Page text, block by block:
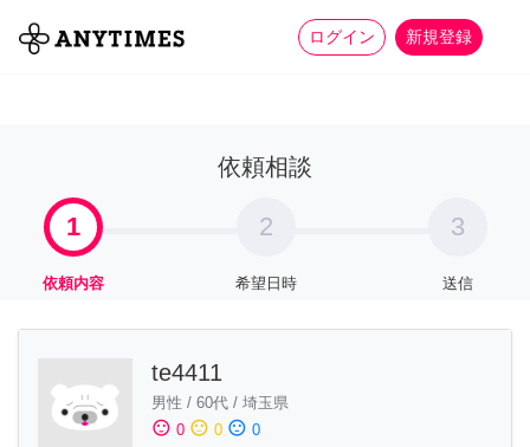
ログイン 新規登録
全て 家事 more_horiz
依頼相談
1
依頼内容
2
希望日時
3
送信
te4411
男性 / 60代 / 埼玉県
sentiment_satisfied 0 sentiment_neutral 0 sentiment_dissatisfied 0